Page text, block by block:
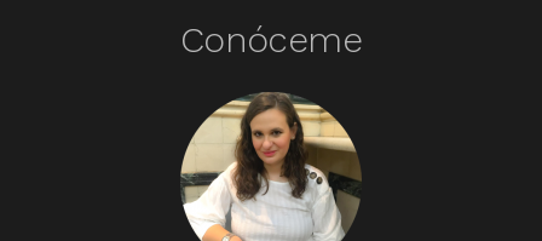
Conóceme